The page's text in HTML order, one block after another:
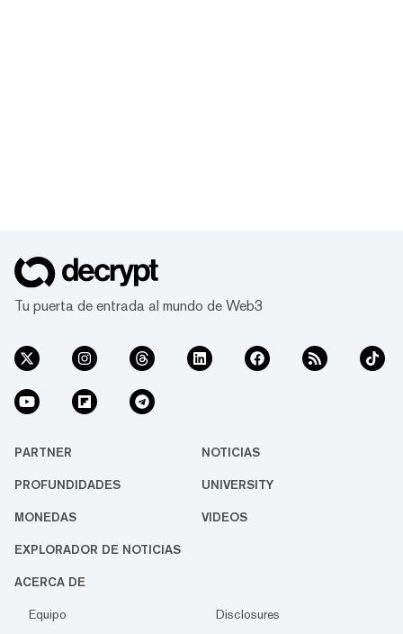
Tu puerta de entrada al mundo de Web3
PARTNER NOTICIAS
PROFUNDIDADES UNIVERSITY
MONEDAS VIDEOS
EXPLORADOR DE NOTICIAS
ACERCA DE
Equipo
Disclosures